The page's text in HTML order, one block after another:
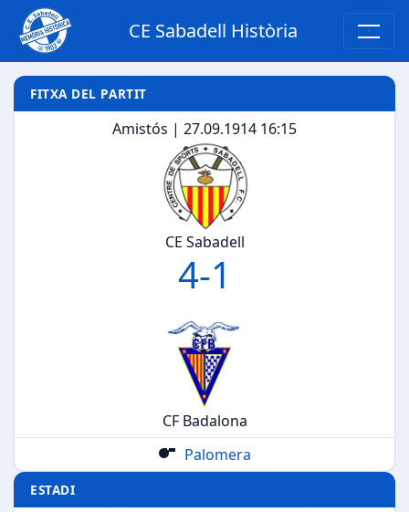
CE Sabadell Història
FITXA DEL PARTIT
Amistós | 27.09.1914 16:15
CE Sabadell
4-1
CF Badalona
Palomera
ESTADI